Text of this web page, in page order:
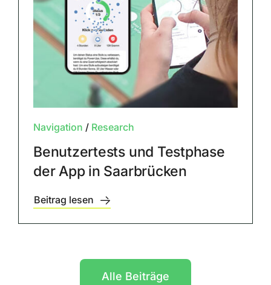
Navigation / Research
Benutzertests und Testphase
der App in Saarbrücken
Beitrag lesen
Alle Beiträge